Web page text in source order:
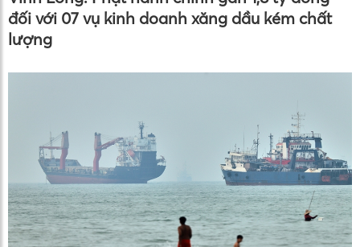
đối với 07 vụ kinh doanh xăng dầu kém chất
lượng